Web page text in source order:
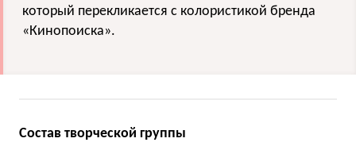
который перекликается с колористикой бренда
«Кинопоиска».
Состав творческой группы